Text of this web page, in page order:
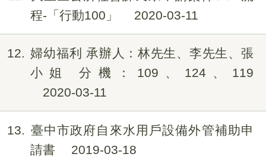
程-「行動100」
2020-03-11
12
婦幼福利 承辦人：林先生、李先生、張
小姐 分機：109、124、119
2020-03-11
13
臺中市政府自來水用戶設備外管補助申
請書
2019-03-18